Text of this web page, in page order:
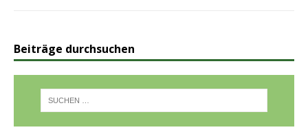
Beiträge durchsuchen